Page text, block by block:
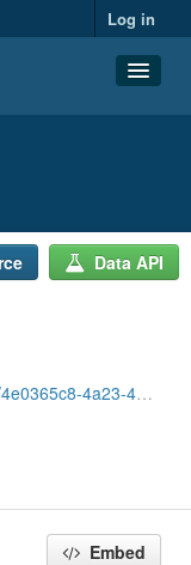
Log in
Data API
download/bolsas-ic-2022-2023-dados-abertos.csv
Embed